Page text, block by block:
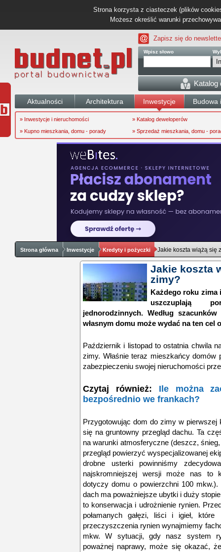
Strona korzysta z ciasteczek (plików
Możesz określić warunki
Zapisz się do
Wpisz słowo
Katalog
Aktualności Architektura Inwestycje Budowa
» Inwestycje i nieruchomości
» Katalog deweloperów
» Kupno mieszkania, domu - porady
» Sprzedaż mieszkania, domu -
Strona główna Inwestycje Kredyty i pożyczki Jakie koszta wiążą się
Jakie koszta
zimy?
Każdego roku
uszczuplają
jednorodzinnych. Według
własnym domu może wydać na ten cel
Październik i listopad to ostatnia chwila
zimy. Właśnie teraz mieszkańcy
zabezpieczeniu swojej nieruchomości
Czytaj również: Ile można
bezpośrednio we frankach?
Przygotowując dom do zimy w
się na gruntowny przegląd dachu. Ta
na warunki atmosferyczne (deszcz,
przegląd powierzyć wyspecjalizowanej
drobne usterki powinniśmy
najskromniejszej wersji może nas to
dotyczy domu o powierzchni 100
dach ma poważniejsze ubytki i duży
to konserwacja i udrożnienie rynien.
połamanych gałęzi, liści i igieł,
przeczyszczenia rynien wynajmiemy
mkw. W sytuacji, gdy nasz system
poważnej naprawy, może się okazać,